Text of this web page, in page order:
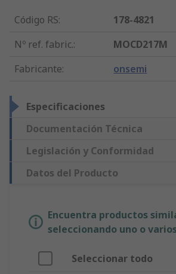
Código RS:
178-4821
Nº ref. fabric.:
MOCD217M
Fabricante: onsemi
Especificaciones
Documentación Técnica
Legislación y Conformidad
Datos del Producto
Encuentra productos
seleccionando uno o
Seleccionar todo